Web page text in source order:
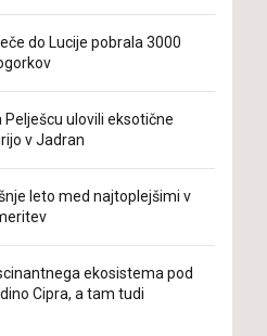
do Lucije pobrala 3000
Pelješcu ulovili eksotične
v Jadran
leto med najtoplejšimi v
ekosistema pod
Cipra, a tam tudi